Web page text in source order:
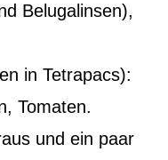
Belugalinsen),
in Tetrapacs):
Tomaten.
und ein paar